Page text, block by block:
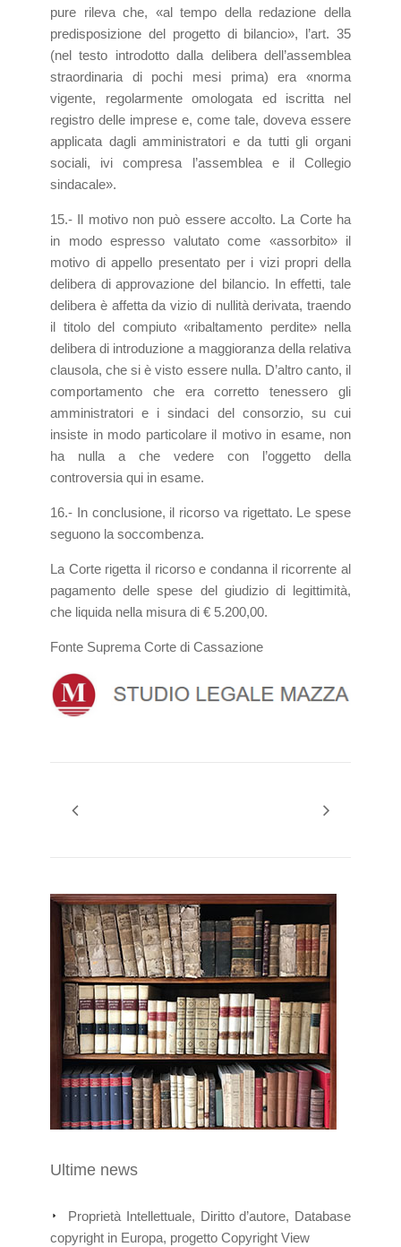
pure rileva che, «al tempo della redazione della
predisposizione del progetto di bilancio», l’art. 35
(nel testo introdotto dalla delibera dell’assemblea
straordinaria di pochi mesi prima) era «norma
vigente, regolarmente omologata ed iscritta nel
registro delle imprese e, come tale, doveva essere
applicata dagli amministratori e da tutti gli organi
sociali, ivi compresa l’assemblea e il Collegio
sindacale».
15.- Il motivo non può essere accolto. La Corte ha
in modo espresso valutato come «assorbito» il
motivo di appello presentato per i vizi propri della
delibera di approvazione del bilancio. In effetti, tale
delibera è affetta da vizio di nullità derivata, traendo
il titolo del compiuto «ribaltamento perdite» nella
delibera di introduzione a maggioranza della relativa
clausola, che si è visto essere nulla. D’altro canto, il
comportamento che era corretto tenessero gli
amministratori e i sindaci del consorzio, su cui
insiste in modo particolare il motivo in esame, non
ha nulla a che vedere con l’oggetto della
controversia qui in esame.
16.- In conclusione, il ricorso va rigettato. Le spese
seguono la soccombenza.
La Corte rigetta il ricorso e condanna il ricorrente al
pagamento delle spese del giudizio di legittimità,
che liquida nella misura di € 5.200,00.
Fonte Suprema Corte di Cassazione
Ultime news
Proprietà Intellettuale, Diritto d’autore, Database
copyright in Europa, progetto Copyright View